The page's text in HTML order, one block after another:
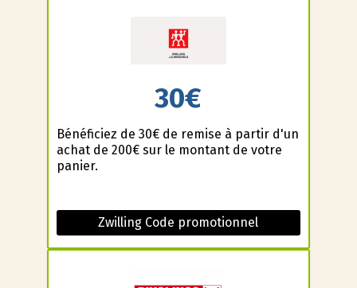
30€
Bénéficiez de 30€ de remise à partir d'un
achat de 200€ sur le montant de votre
panier.
Zwilling Code promotionnel